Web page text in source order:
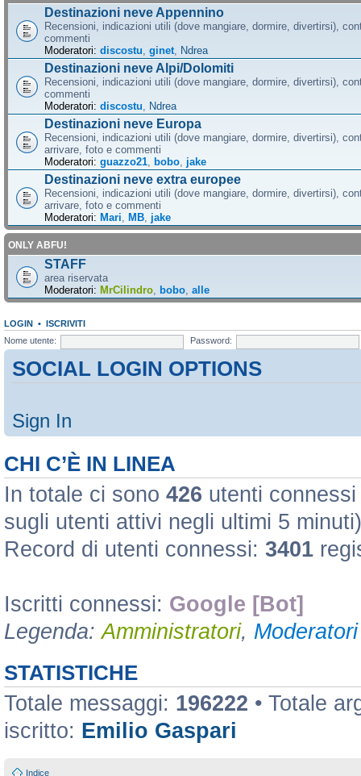
Destinazioni neve Appennino
Recensioni, indicazioni utili (dove mangiare, dormire, divertirsi),
commenti
Moderatori: discostu ginet Ndrea
Destinazioni neve Alpi/Dolomiti
Recensioni, indicazioni utili (dove mangiare, dormire, divertirsi),
commenti
Moderatori: discostu Ndrea
Destinazioni neve Europa
Recensioni, indicazioni utili (dove mangiare, dormire, divertirsi),
arrivare, foto e commenti
Moderatori: guazzo21 bobo jake
Destinazioni neve extra europee
Recensioni, indicazioni utili (dove mangiare, dormire, divertirsi),
arrivare, foto e commenti
Moderatori: Mari MB jake
ONLY ABFU!
STAFF
area riservata
Moderatori: MrCilindro bobo alle
LOGIN • ISCRIVITI
Nome utente:
Password:
SOCIAL LOGIN OPTIONS
Sign In
CHI C’È IN LINEA
In totale ci sono 426 utenti
sugli utenti attivi negli ultimi 5 minuti)
Record di utenti connessi: 3401
Iscritti connessi: Google [Bot]
Legenda:Amministratori,
STATISTICHE
Totale messaggi: 196222 • Totale
iscritto: Emilio Gaspari
Indice